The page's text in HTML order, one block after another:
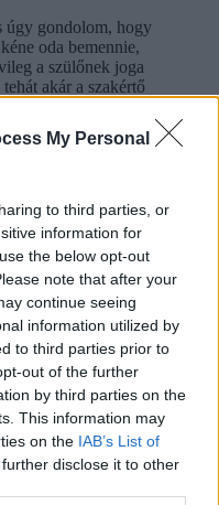
My Personal
to third parties, or
information for
the below opt-out
note that after your
continue seeing
information utilized by
to third parties prior to
out of the further
by third parties on the
This information may
on the IAB’s List of
disclose it to other
úgy gondolom, hogy
oda bemennie,
a szülőnek joga
akár a szakértő
a gyerekek a
majd megjegyezte, ha a
két véglet szokott látszódni.
vagy folyamatosan
szintén pontatlan
eset, amikor a gyerek
nélkül bemenni, így
a szülők felé is meg
volt a terhesség.
Milyen komplikációk
adaptáció, a